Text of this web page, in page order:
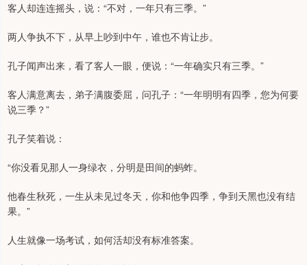
客人却连连摇头，说：“不对，一年只有三季。”
两人争执不下，从早上吵到中午，谁也不肯让步。
孔子闻声出来，看了客人一眼，便说：“一年确实只有三季。”
客人满意离去，弟子满腹委屈，问孔子：“一年明明有四季，您为何要
说三季？”
孔子笑着说：
“你没看见那人一身绿衣，分明是田间的蚂蚱。
他春生秋死，一生从未见过冬天，你和他争四季，争到天黑也没有结
果。”
人生就像一场考试，如何活却没有标准答案。